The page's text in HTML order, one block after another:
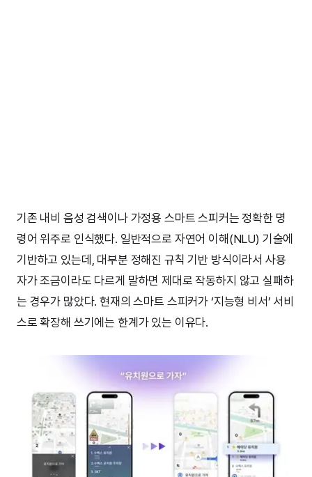
기존 내비 음성 검색이나 가정용 스마트 스피커는 정확한 명
령어 위주로 인식했다. 일반적으로 자연어 이해(NLU) 기술에
기반하고 있는데, 대부분 정해진 규칙 기반 방식이라서 사용
자가 조금이라도 다르게 말하면 제대로 작동하지 않고 실패하
는 경우가 많았다. 현재의 스마트 스피커가 ‘지능형 비서’ 서비
스로 확장해 쓰기에는 한계가 있는 이유다.